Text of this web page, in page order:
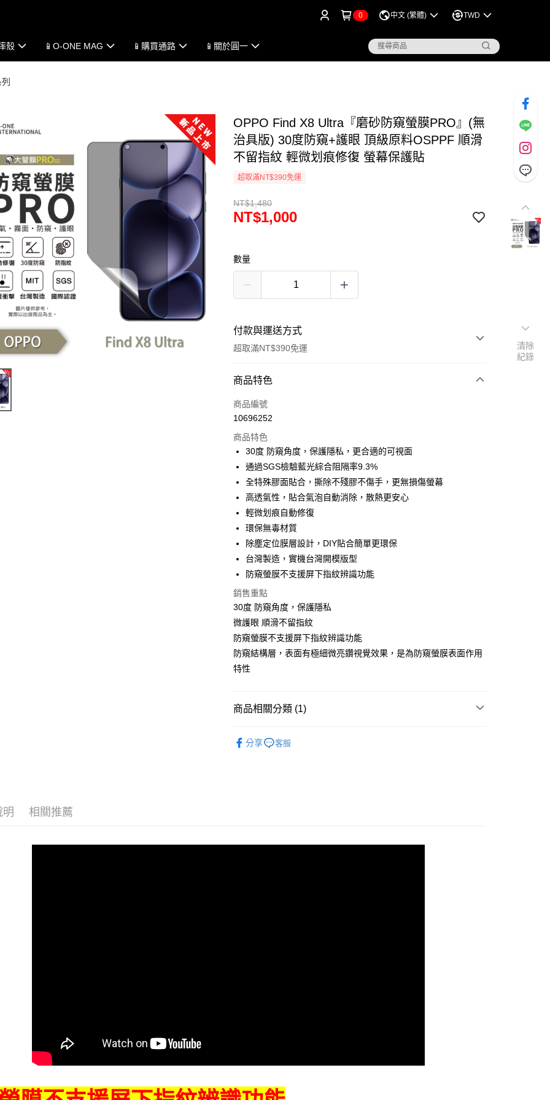
0 中文 (繁體) TWD
殼 📱O-ONE MAG 📱購買通路 📱關於圓一
OPPO Find X8 Ultra『磨砂防窺螢膜PRO』(無
治具版) 30度防窺+護眼 頂級原料OSPPF 順滑
不留指紋 輕微划痕修復 螢幕保護貼
超取滿NT$390免運
NT$1,480
NT$1,000
數量
付款與運送方式
超取滿NT$390免運
付款方式
信用卡一次付款
LINE Pay
Apple Pay
街口支付
悠遊付
全盈+PAY
運送方式
全家取貨付款
每筆NT$60，滿NT$390(含以上)免運費
7-11取貨付款
每筆NT$60，滿NT$390(含以上)免運費
商品特色
商品編號
10696252
商品特色
30度 防窺角度，保護隱私，更合適的可視面
通過SGS檢驗藍光綜合阻隔率9.3%
全特殊膠面貼合，撕除不殘膠不傷手，更無損傷螢幕
高透氣性，貼合氣泡自動消除，散熱更安心
輕微划痕自動修復
環保無毒材質
除塵定位膜層設計，DIY貼合簡單更環保
台灣製造，實機台灣開模版型
防窺螢膜不支援屏下指紋辨識功能
銷售重點
30度 防窺角度，保護隱私
微護眼 順滑不留指紋
防窺螢膜不支援屏下指紋辨識功能
防窺結構層，表面有極細微亮鑽視覺效果，是為防窺螢膜表面作用
特性
商品相關分類 (1)
分享
客服
明 相關推薦
清除
紀錄